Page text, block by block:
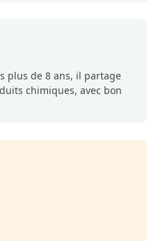
plus de 8 ans, il partage
chimiques, avec bon